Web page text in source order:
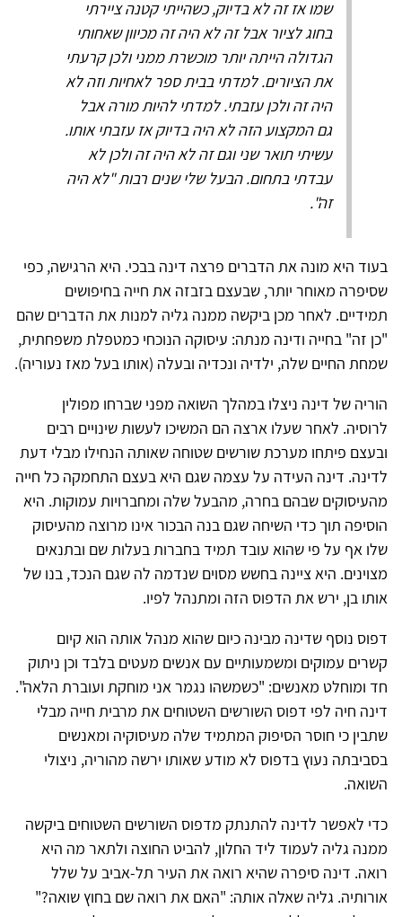
שמו אז זה לא בדיוק, כשהייתי קטנה ציירתי
בחוג לציור אבל זה לא היה זה מכיוון שאחותי
הגדולה הייתה יותר מוכשרת ממני ולכן קרעתי
את הציורים. למדתי בבית ספר לאחיות וזה לא
היה זה ולכן עזבתי. למדתי להיות מורה אבל
גם המקצוע הזה לא היה בדיוק אז עזבתי אותו.
עשיתי תואר שני וגם זה לא היה זה ולכן לא
עבדתי בתחום. הבעל שלי שנים רבות "לא היה
זה".
בעוד היא מונה את הדברים פרצה דינה בבכי. היא הרגישה, כפי
שסיפרה מאוחר יותר, שבעצם בזבזה את חייה בחיפושים
תמידיים. לאחר מכן ביקשה ממנה גליה למנות את הדברים שהם
"כן זה" בחייה ודינה מנתה: עיסוקה הנוכחי כמטפלת משפחתית,
שמחת החיים שלה, ילדיה ונכדיה ובעלה (אותו בעל מאז נעוריה).
הוריה של דינה ניצלו במהלך השואה מפני שברחו מפולין
לרוסיה. לאחר שעלו ארצה הם המשיכו לעשות שינויים רבים
ובעצם פיתחו מערכת שורשים שטוחה שאותה הנחילו מבלי דעת
לדינה. דינה העידה על עצמה שגם היא בעצם התחמקה כל חייה
מהעיסוקים שבהם בחרה, מהבעל שלה ומחברויות עמוקות. היא
הוסיפה תוך כדי השיחה שגם בנה הבכור אינו מרוצה מהעיסוק
שלו אף על פי שהוא עובד תמיד בחברות בעלות שם ובתנאים
מצוינים. היא ציינה בחשש מסוים שנדמה לה שגם הנכד, בנו של
אותו בן, ירש את הדפוס הזה ומתנהל לפיו.
דפוס נוסף שדינה מבינה כיום שהוא מנהל אותה הוא קיום
קשרים עמוקים ומשמעותיים עם אנשים מעטים בלבד וכן ניתוק
חד ומוחלט מאנשים: "כשמשהו נגמר אני מוחקת ועוברת הלאה".
דינה חיה לפי דפוס השורשים השטוחים את מרבית חייה מבלי
שתבין כי חוסר הסיפוק המתמיד שלה מעיסוקיה ומאנשים
בסביבתה נעוץ בדפוס לא מודע שאותו ירשה מהוריה, ניצולי
השואה.
כדי לאפשר לדינה להתנתק מדפוס השורשים השטוחים ביקשה
ממנה גליה לעמוד ליד החלון, להביט החוצה ולתאר מה היא
רואה. דינה סיפרה שהיא רואה את העיר תל-אביב על שלל
אורותיה. גליה שאלה אותה: "האם את רואה שם בחוץ שואה?"